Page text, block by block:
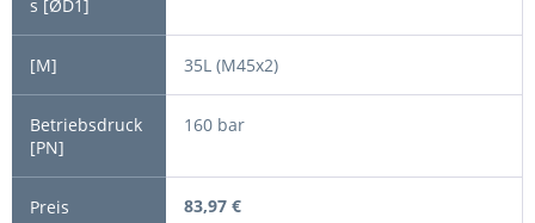
35L (M45x2)
160 bar
83,97 €